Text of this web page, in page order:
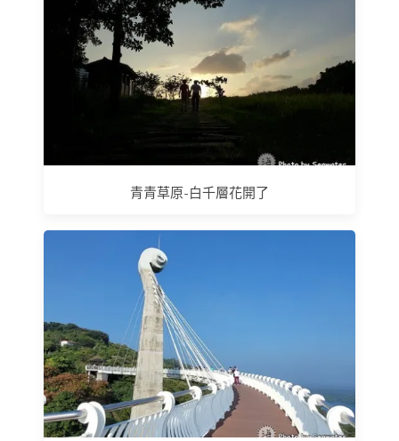
青青草原-白千層花開了